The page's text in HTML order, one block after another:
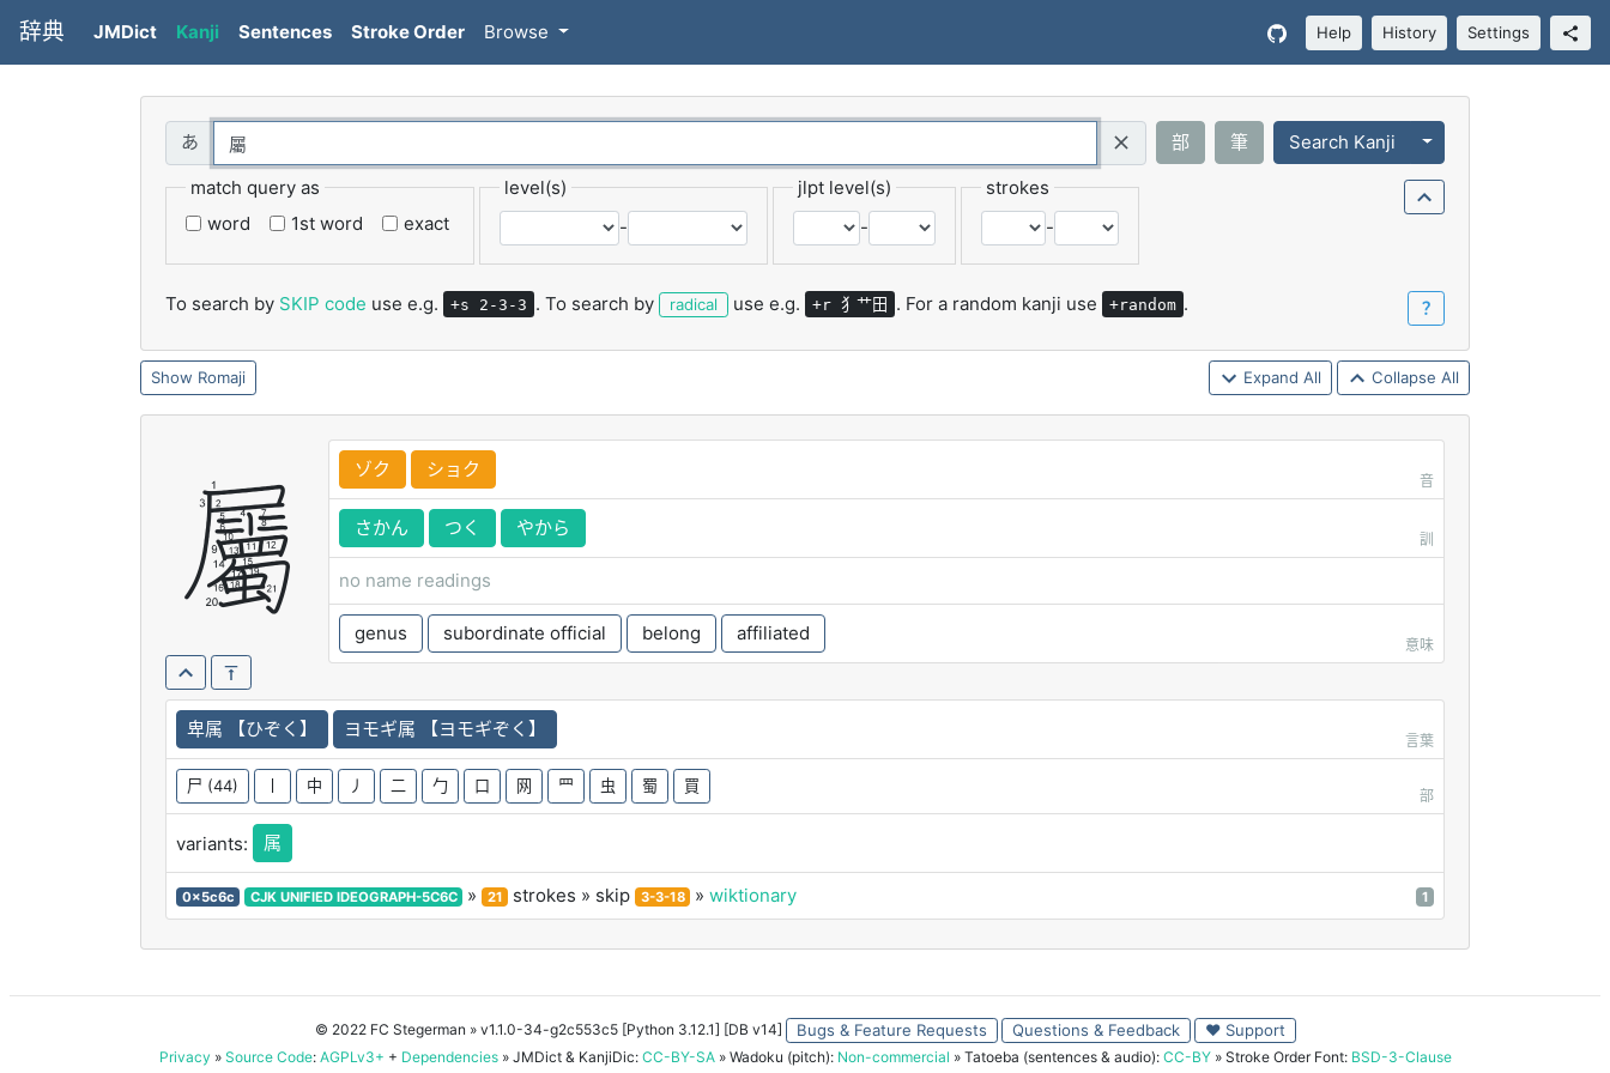
辞典 JMDict Kanji Sentences Stroke Order Browse Help History Settings
Query (Regex)
部 筆 Search Kanji Toggle Dropdown
match query as
word
1st word exact
level(s)
-
jlpt level(s)
-
strokes
-
To search by SKIP code use e.g. +s 2-3-3 . To search by radical use e.g. +r 犭艹田 . For a random kanji use +random . ？
Romaji Expand All Collapse All
屬 ゾク ショク
音
さかん つく やから
訓
no name readings
genus subordinate official belong affiliated
意味
卑属 【ひぞく】 ヨモギ属 【ヨモギぞく】
言葉
尸 (44) 丨 中 丿 二 勹 口 网 罒 虫 蜀 買
部
variants: 属
0x5c6c CJK UNIFIED IDEOGRAPH-5C6C » 21 strokes » skip 3-3-18 » wiktionary 1
© 2022 FC Stegerman » v1.1.0-34-g2c553c5 [Python 3.12.1] [DB v14] Bugs & Feature Requests Questions & Feedback ♥ Support
Privacy » Source Code: AGPLv3+ + Dependencies » JMDict & KanjiDic: CC-BY-SA » Wadoku (pitch): Non-commercial » Tatoeba (sentences & audio): CC-BY » Stroke Order Font: BSD-3-Clause